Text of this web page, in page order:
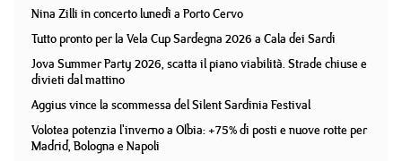
Nina Zilli in concerto lunedì a Porto Cervo
Tutto pronto per la Vela Cup Sardegna 2026 a Cala dei Sardi
Jova Summer Party 2026, scatta il piano viabilità. Strade chiuse e
divieti dal mattino
Aggius vince la scommessa del Silent Sardinia Festival
Volotea potenzia l'inverno a Olbia: +75% di posti e nuove rotte per
Madrid, Bologna e Napoli